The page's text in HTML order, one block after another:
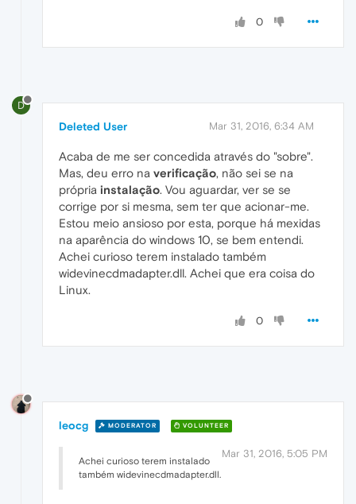
0
D
Deleted User Mar 31, 2016, 6:34 AM
Acaba de me ser concedida através do "sobre".
Mas, deu erro na verificação, não sei se na
própria instalação. Vou aguardar, ver se se
corrige por si mesma, sem ter que acionar-me.
Estou meio ansioso por esta, porque há mexidas
na aparência do windows 10, se bem entendi.
Achei curioso terem instalado também
widevinecdmadapter.dll. Achei que era coisa do
Linux.
0
leocg MODERATOR VOLUNTEER
Mar 31, 2016, 5:05 PM
Achei curioso terem instalado
também widevinecdmadapter.dll.